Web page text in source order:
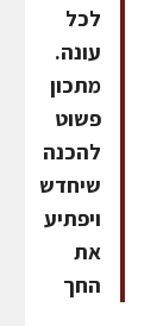
לכל
עונה.
מתכון
פשוט
להכנה
שיחדש
ויפתיע
את
החך